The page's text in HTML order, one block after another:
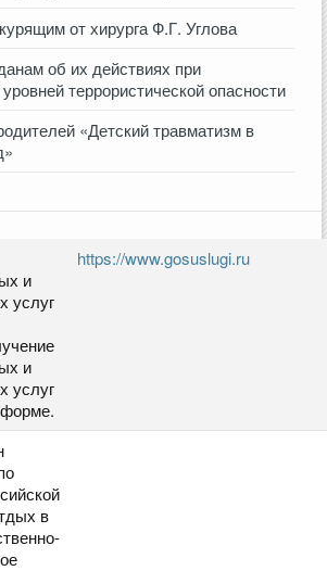
от хирурга Ф.Г. Углова
об их действиях при
террористической опасности
«Детский травматизм в
и
услуг
и
услуг
https://www.gosuslugi.ru
в